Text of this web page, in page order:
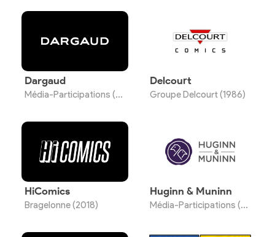
Dargaud
Média-Participations (1936)
Delcourt
Groupe Delcourt (1986)
HiComics
Bragelonne (2018)
Huginn & Muninn
Média-Participations (2010)